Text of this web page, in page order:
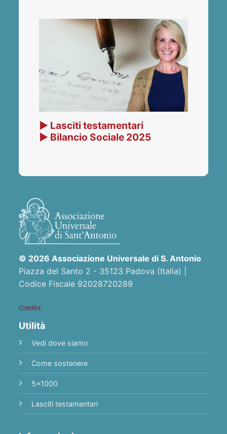
▶ Lasciti testamentari
▶ Bilancio Sociale 2025
© 2026 Associazione Universale di S. Antonio
Piazza del Santo 2 - 35123 Padova (Italia) |
Codice Fiscale 92028720289
Credits
Utilità
Vedi dove siamo
Come sostenere
5x1000
Lasciti testamentari